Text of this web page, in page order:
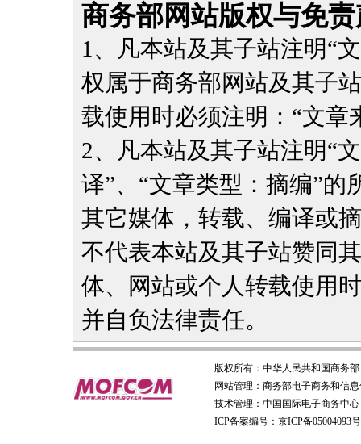
商务部网站版权与免
1、凡本站及其子站注明“
权属于商务部网站及其子
载使用时必须注明：“文章
2、凡本站及其子站注明“
译”、“文章类型：摘编”
其它媒体，转载、编译或
不代表本站及其子站赞同
体、网站或个人转载使用
并自负法律责任。
版权所有： 中华人民共和国商务部
网站管理： 商务部电子商务和信
技术管理： 中国国际电子商务中心
ICP备案编号：京ICP备05004093号